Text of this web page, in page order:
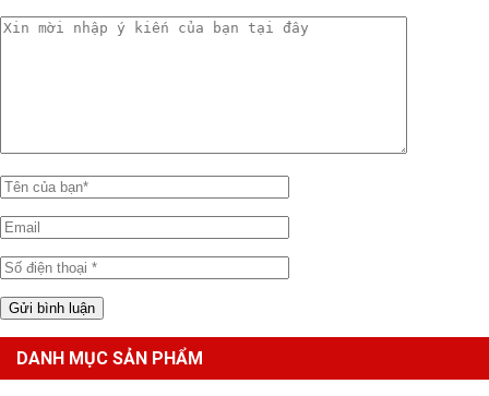
DANH MỤC SẢN PHẨM